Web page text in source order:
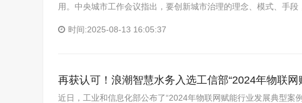
用。中央城市工作会议指出，要创新城市治理的理念、模式、手
时间:2025-08-13 16:05:37
再获认可！浪潮智慧水务入选工信部“2024年物联
近日，工业和信息化部公布了“2024年物联网赋能行业发展典型案